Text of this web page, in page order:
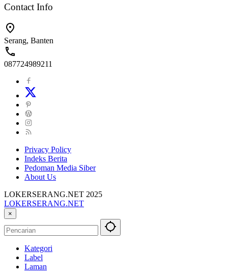
Contact Info
Serang, Banten
087724989211
Privacy Policy
Indeks Berita
Pedoman Media Siber
About Us
LOKERSERANG.NET 2025
LOKERSERANG.NET
Info
Lowongan
Kerja
Sekitarnya
×
Kategori
Label
Laman